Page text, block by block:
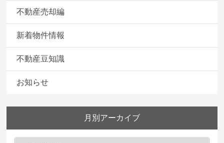
不動産売却編
新着物件情報
不動産豆知識
お知らせ
月別アーカイブ